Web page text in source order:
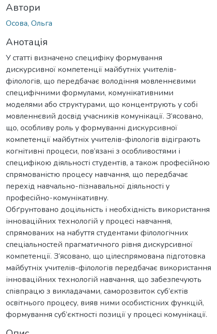
Автори
Осова, Ольга
Анотація
У статті визначено специфіку формування
дискурсивної компетенції майбутніх учителів-
філологів, що передбачає володіння мовленнєвими
специфічними формулами, комунікативними
моделями або структурами, що концентрують у собі
мовленнєвий досвід учасників комунікації. З’ясовано,
що, особливу роль у формуванні дискурсивної
компетенції майбутніх учителів-філологів відіграють
когнітивні процеси, пов’язані з особливостями і
специфікою діяльності студентів, а також професійною
спрямованістю процесу навчання, що передбачає
перехід навчально-пізнавальної діяльності у
професійно-комунікативну.
Обґрунтовано доцільність і необхідність використання
інноваційних технологій у процесі навчання,
спрямованих на набуття студентами філологічних
спеціальностей прагматичного рівня дискурсивної
компетенції. З’ясовано, що цілеспрямована підготовка
майбутніх учителів-філологів передбачає використання
інноваційних технологій навчання, що забезпечують
співпрацю з викладачами, саморозвиток суб’єктів
освітнього процесу, вияв ними особистісних функцій,
формування суб’єктності позиції у процесі комунікації.